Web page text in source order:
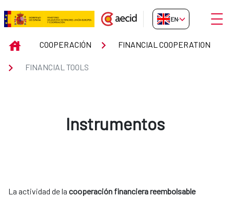
Skip to Main Content
FINANCIAL TOOLS
EN-GB
INICIOCOOPERACIÓN FINANCIAL COOPERATION
FINANCIAL TOOLS
Instrumentos
La actividad de la cooperación financiera reembolsable